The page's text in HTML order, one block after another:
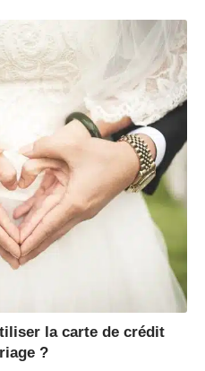
la carte de crédit
?